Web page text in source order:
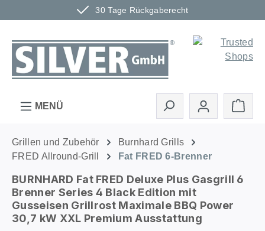
30 Tage Rückgaberecht
Zum Hauptinhalt springen
MENÜ
Grillen und Zubehör
Burnhard Grills
FRED Allround-Grill
Fat FRED 6-Brenner
BURNHARD Fat FRED Deluxe Plus Gasgrill 6
Brenner Series 4 Black Edition mit
Gusseisen Grillrost Maximale BBQ Power
30,7 kW XXL Premium Ausstattung